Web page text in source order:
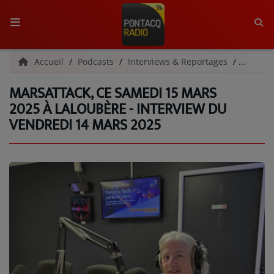
ACCUEIL
RADIO
QUI SOMMES-NOUS ?
L'ÉQUIPE
GRILLE DES PROGRAMMES
C'ÉTAIT QUOI CE TITRE ?
PODCASTS - SAISON 2026/2027
Accueil Podcasts Interviews & Reportages
MARSATTACK, CE SAMEDI 15 MARS
2025 À LALOUBÈRE - INTERVIEW DU
VENDREDI 14 MARS 2025